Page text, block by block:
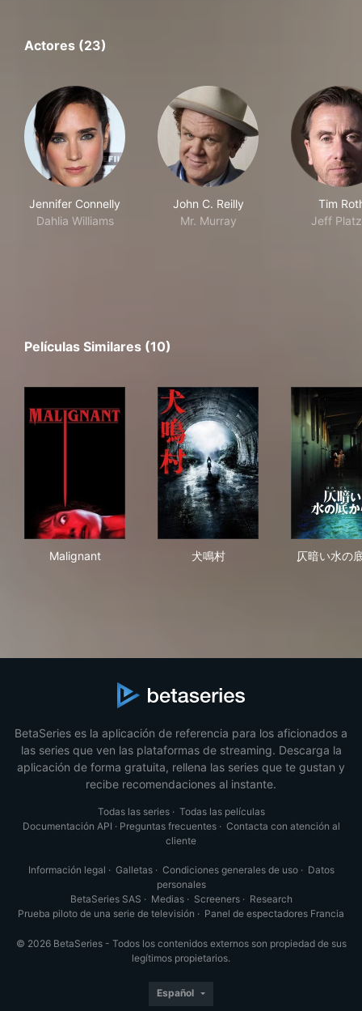
Actores (23)
Jennifer Connelly
Dahlia Williams
John C. Reilly
Mr. Murray
Tim
Jeff
Películas Similares (10)
Malignant 犬鳴村 仄暗い水の
BetaSeries es la aplicación de referencia para los aficionados a
las series que ven las plataformas de streaming. Descarga la
aplicación de forma gratuita, rellena las series que te gustan y
recibe recomendaciones al instante.
Todas las series· Todas las películas
Documentación API · Preguntas frecuentes· Contacta con atención al
cliente
Información legal · Galletas· Condiciones generales de uso· Datos
personales
BetaSeries SAS · Medias· Screeners· Research
Prueba piloto de una serie de televisión · Panel de espectadores Francia
© 2026 BetaSeries - Todos los contenidos externos son propiedad de sus
legítimos propietarios.
Español